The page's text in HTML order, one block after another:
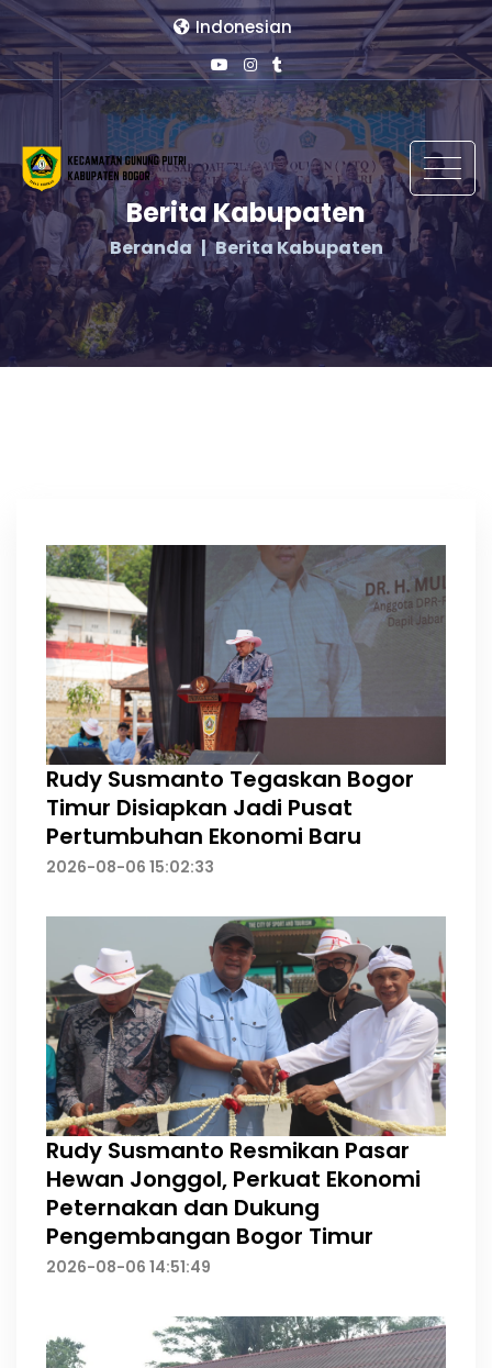
Indonesian
Berita Kabupaten
Beranda Berita Kabupaten
Rudy Susmanto Tegaskan Bogor
Timur Disiapkan Jadi Pusat
Pertumbuhan Ekonomi Baru
2026-08-06 15:02:33
Rudy Susmanto Resmikan Pasar
Hewan Jonggol, Perkuat Ekonomi
Peternakan dan Dukung
Pengembangan Bogor Timur
2026-08-06 14:51:49